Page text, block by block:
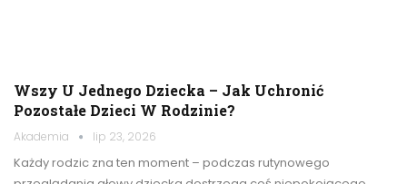
Wszy U Jednego Dziecka – Jak Uchronić
Pozostałe Dzieci W Rodzinie?
Akademia lip 23, 2026
Każdy rodzic zna ten moment – podczas rutynowego